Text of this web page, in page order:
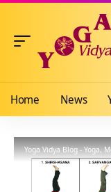
Home News
Yoga Vidya Blog - Yoga,